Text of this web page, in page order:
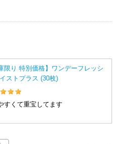
限り 特別価格】ワンデーフレッシ
ストプラス (30枚)
すくて重宝してます